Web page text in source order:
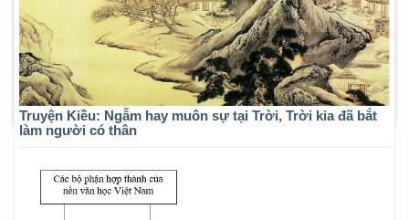
Truyện Kiều: Ngẫm hay muôn sự tại Trời, Trời kia đã bắt
làm người có thân